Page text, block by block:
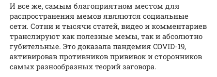
И все же, самым благоприятном местом для
распространения мемов являются социальные
сети. Сотни и тысячи статей, видео и комментариев
транслируют как полезные мемы, так и абсолютно
губительные. Это доказала пандемия COVID-19,
активировав противников прививок и сторонников
самых разнообразных теорий заговора.